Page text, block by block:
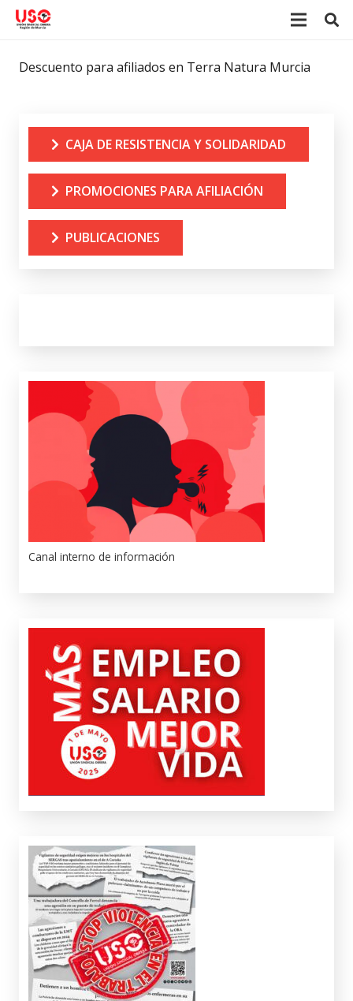
Descuento para afiliados en Terra Natura Murcia
CAJA DE RESISTENCIA Y SOLIDARIDAD
PROMOCIONES PARA AFILIACIÓN
PUBLICACIONES
Canal interno de información